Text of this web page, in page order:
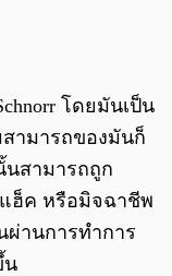
โดยมันเป็น
ามารถของมันก็
นสามารถถูก
ฮ็ค หรือมิจฉาชีพ
ผ่านการทำการ
น